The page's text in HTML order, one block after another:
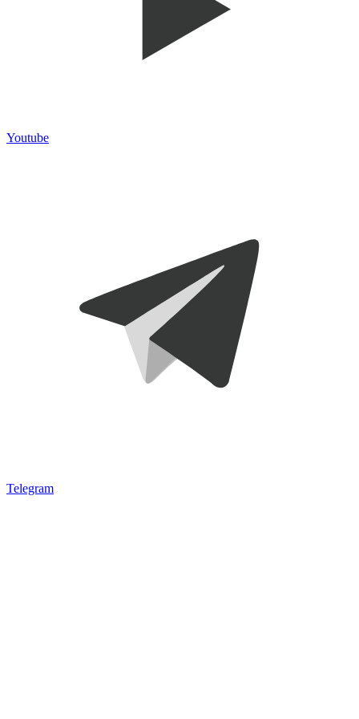
Youtube
Telegram